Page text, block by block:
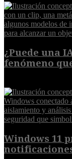
¿Puede una
fenómeno
Windows 11